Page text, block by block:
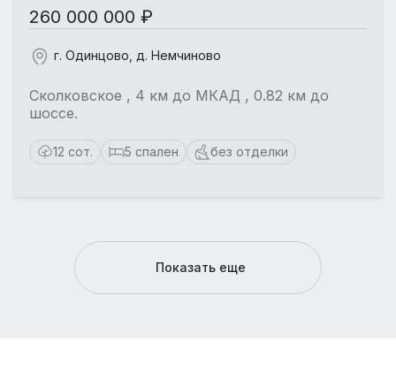
260 000 000 ₽
г. Одинцово, д. Немчиново
Сколковское , 4 км до МКАД , 0.82 км до
шоссе.
12 сот. 5 спален без отделки
Показать еще